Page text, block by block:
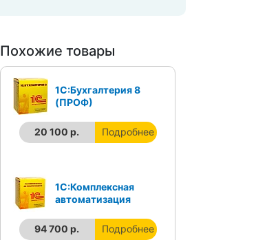
Похожие товары
1C:Бухгалтерия 8
(ПРОФ)
20 100 р. Подробнее
1С:Комплексная
автоматизация
94 700 р. Подробнее